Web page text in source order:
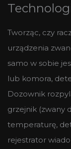
Tworząc, czy
urządzenia
samo w sobie
lub komora,
Dozownik
grzejnik (zwany
temperaturę,
rejestrator